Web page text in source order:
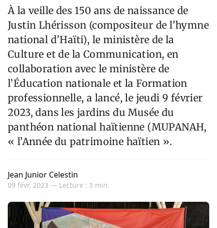
À la veille des 150 ans de naissance de
Justin Lhérisson (compositeur de l’hymne
national d’Haïti), le ministère de la
Culture et de la Communication, en
collaboration avec le ministère de
l’Éducation nationale et la Formation
professionnelle, a lancé, le jeudi 9 février
2023, dans les jardins du Musée du
panthéon national haïtienne (MUPANAH,
« l’Année du patrimoine haïtien ».
Jean Junior Celestin
09 févr. 2023 — Lecture : 3 min.